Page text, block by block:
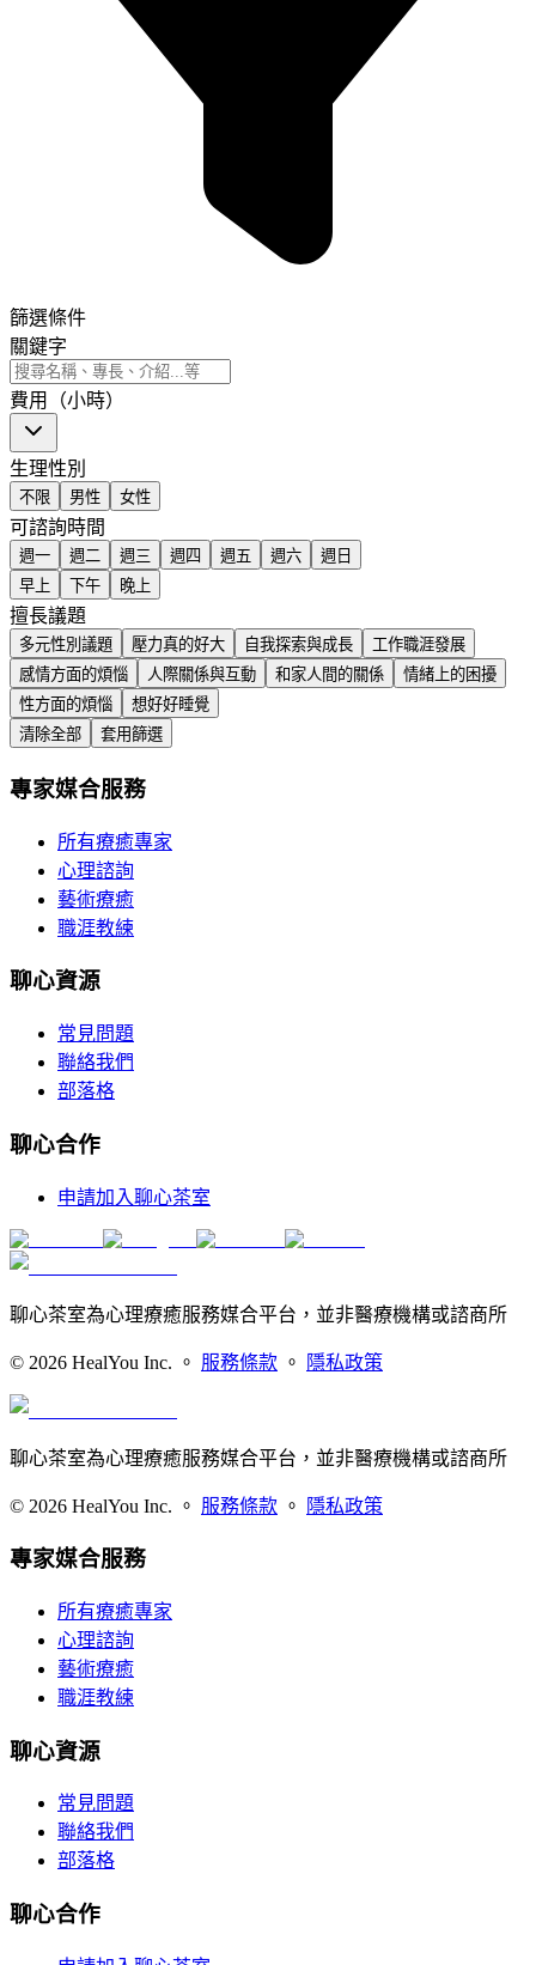
篩選條件
關鍵字
費用（小時）
生理性別
不限 男性 女性
可諮詢時間
週一 週二 週三 週四 週五 週六
週日
早上
下午 晚上
擅長議題
多元性別議題 壓力真的好大 自我探索與成長
工作職涯發展
感情方面的煩惱
人際關係與互動 和家人間的關係
情緒上的困擾
性方面的煩惱
想好好睡覺
清除全部
套用篩選
專家媒合服務
所有療癒專家
心理諮詢
藝術療癒
職涯教練
聊心資源
常見問題
聯絡我們
部落格
聊心合作
申請加入聊心茶室
聊心茶室為心理療癒服務媒合平台，並非醫療機構或諮商所
© 2026 HealYou Inc. 。 服務條款 。 隱私政策
聊心茶室為心理療癒服務媒合平台，並非醫療機構或諮商所
© 2026 HealYou Inc. 。 服務條款 。 隱私政策
專家媒合服務
所有療癒專家
心理諮詢
藝術療癒
職涯教練
聊心資源
常見問題
聯絡我們
部落格
聊心合作